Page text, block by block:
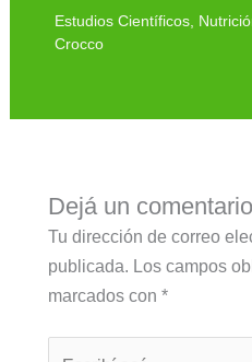
Estudios Científicos,
Crocco
Dejá un comentario
Tu dirección de correo
publicada. Los campos
marcados con *